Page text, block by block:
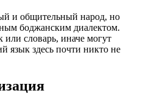
и общительный народ, но
боджанским диалектом.
или словарь, иначе могут
язык здесь почти никто не